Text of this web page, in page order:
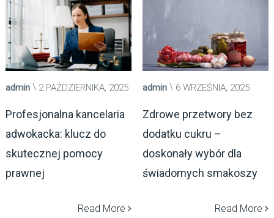
admin 2 PAŹDZIERNIKA, 2025
Profesjonalna kancelaria
adwokacka: klucz do
skutecznej pomocy
prawnej
Read More
admin 6 WRZEŚNIA, 2025
Zdrowe przetwory bez
dodatku cukru –
doskonały wybór dla
świadomych smakoszy
Read More